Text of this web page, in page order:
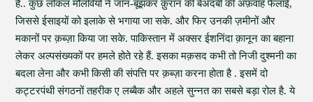
है.. कुछ लोकल मौलवियों ने जान-बूझकर क़ुरान की बेअदबी की अफ़वाह फैलाई,
जिससे ईसाइयों को इलाके से भगाया जा सके. और फिर उनकी ज़मीनों और
मकानों पर क़ब्ज़ा किया जा सके. पाकिस्तान में अक्सर ईशनिंदा क़ानून का बहाना
लेकर अल्पसंख्यकों पर हमले होते रहे हैं. इसका मक़सद कभी तो निजी दुश्मनी का
बदला लेना और कभी किसी की संपत्ति पर क़ब्ज़ा करना होता है . इसमें दो
कट्टरपंथी संगठनों तहरीक ए लब्बैक और अहले सुन्नत का सबसे बड़ा रोल है. ये